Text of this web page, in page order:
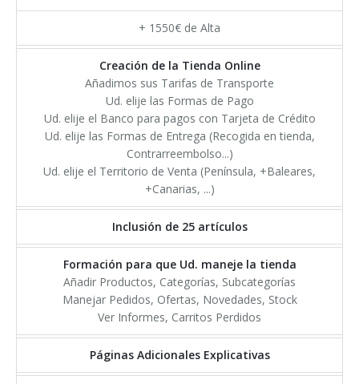
Análisis Posicionamiento
Área de clientes
Preguntas Frecuentes
Pr. Email Marketing
Web + Posicionamiento
Tienda + Posicionam.
Promoción 2026
+ 1550€ de Alta
Creación de la Tienda Online
Añadimos sus Tarifas de Transporte
Ud. elije las Formas de Pago
Ud. elije el Banco para pagos con Tarjeta de Crédito
Ud. elije las Formas de Entrega (Recogida en tienda,
Contrarreembolso...)
Ud. elije el Territorio de Venta (Península, +Baleares,
+Canarias, ...)
Inclusión de 25 artículos
Formación para que Ud. maneje la tienda
Añadir Productos, Categorías, Subcategorías
Manejar Pedidos, Ofertas, Novedades, Stock
Ver Informes, Carritos Perdidos
Páginas Adicionales Explicativas